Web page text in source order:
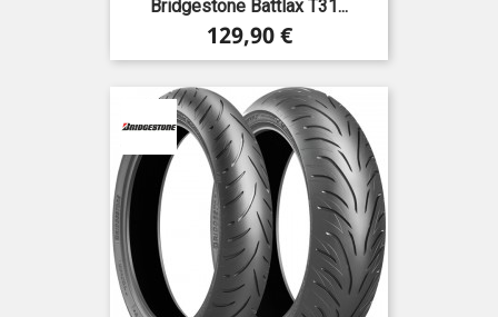
Bridgestone Battlax T31...
Precio
129,90 €